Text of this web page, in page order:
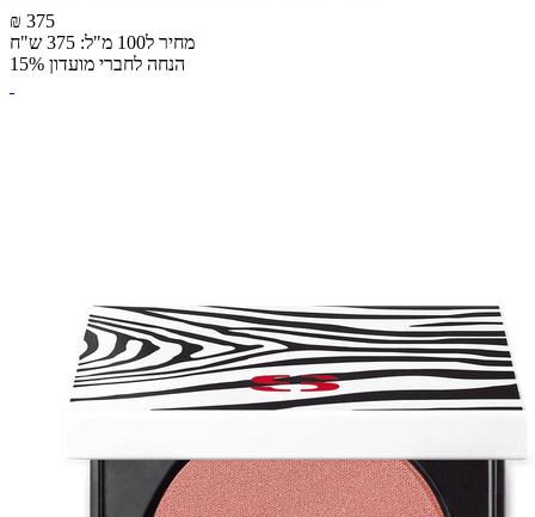
₪ 375
מחיר ל100 מ"ל: 375 ש"ח
הנחה לחברי מועדון 15%